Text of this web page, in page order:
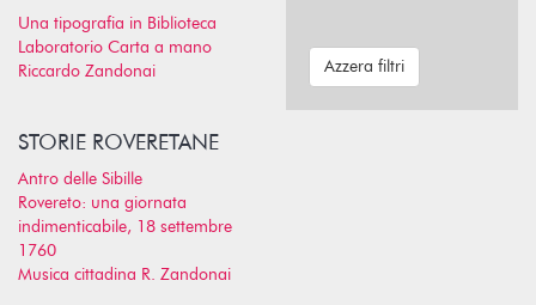
Una tipografia in Biblioteca
Laboratorio Carta a mano
Riccardo Zandonai
STORIE ROVERETANE
Antro delle Sibille
Rovereto: una giornata
indimenticabile, 18 settembre
1760
Musica cittadina R. Zandonai
Azzera filtri